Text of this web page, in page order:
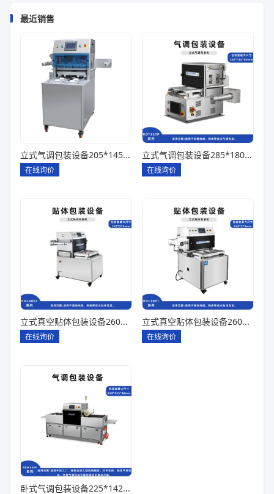
最近销售
立式气调包装设备205*145*85一出四
在线询价
立式气调包装设备285*180*80一出一
在线询价
立式真空贴体包装设备260*180一出四
在线询价
立式真空贴体包装设备260*180一出二
在线询价
卧式气调包装设备225*142*80一出六